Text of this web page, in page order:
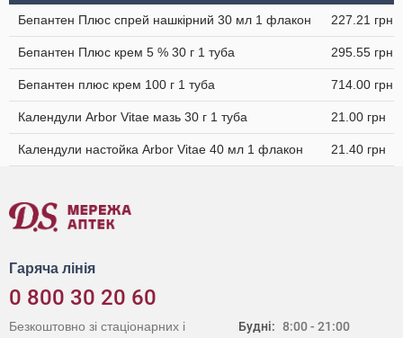
Бепантен Плюс спрей нашкірний 30 мл 1 флакон 227.21 грн
Бепантен Плюс крем 5 % 30 г 1 туба 295.55 грн
Бепантен плюс крем 100 г 1 туба 714.00 грн
Календули Arbor Vitae мазь 30 г 1 туба 21.00 грн
Календули настойка Arbor Vitae 40 мл 1 флакон 21.40 грн
Гаряча лінія
0 800 30 20 60
Будні: 8:00 - 21:00
Безкоштовно зі стаціонарних і